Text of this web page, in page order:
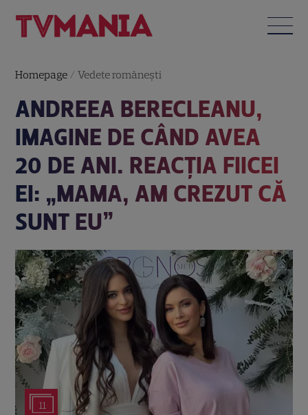
Homepage /Vedete româneşti
ANDREEA BERECLEANU,
IMAGINE DE CÂND AVEA
20 DE ANI. REACȚIA FIICEI
EI: „MAMA, AM CREZUT CĂ
SUNT EU”
11